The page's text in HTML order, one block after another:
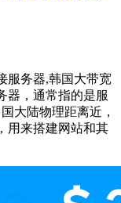
服务器,韩国大带宽
器，通常指的是服
大陆物理距离近，
用来搭建网站和其